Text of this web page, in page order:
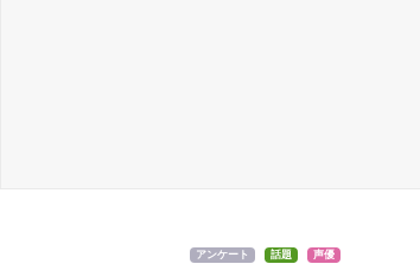
アンケート 話題 声優